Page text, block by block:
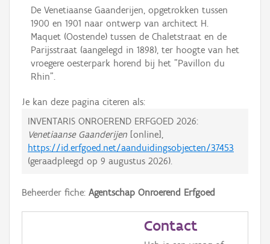
De Venetiaanse Gaanderijen, opgetrokken tussen
1900 en 1901 naar ontwerp van architect H.
Maquet (Oostende) tussen de Chaletstraat en de
Parijsstraat (aangelegd in 1898), ter hoogte van het
vroegere oesterpark horend bij het "Pavillon du
Rhin".
Je kan deze pagina citeren als:
INVENTARIS ONROEREND ERFGOED 2026:
Venetiaanse Gaanderijen [online],
https://id.erfgoed.net/aanduidingsobjecten/37453
(geraadpleegd op 9 augustus 2026).
Beheerder fiche: Agentschap Onroerend Erfgoed
Contact